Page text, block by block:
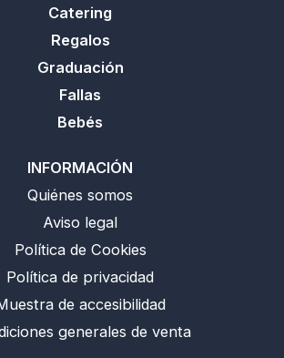
Catering
Regalos
Graduación
Fallas
Bebés
INFORMACIÓN
Quiénes somos
Aviso legal
Política de Cookies
Política de privacidad
de accesibilidad
generales de venta